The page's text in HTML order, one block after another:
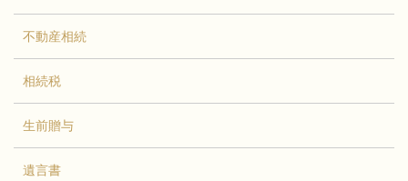
不動産相続
相続税
生前贈与
遺言書